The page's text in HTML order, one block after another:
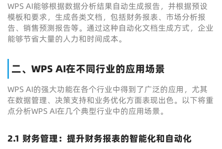
WPS AI能够根据数据分析结果自动生成报告，并根据预设
模板和要求，生成各类文档，包括财务报表、市场分析报
告、销售预测报告等。通过这种自动化文档生成方式，企业
能够节省大量的人力和时间成本。
二、WPS AI在不同行业的应用场景
WPS AI的强大功能在各个行业中得到了广泛的应用，尤其
在数据管理、决策支持和业务优化方面表现出色。以下将重
点分析WPS AI在几个典型行业中的应用场景。
2.1 财务管理：提升财务报表的智能化和自动化